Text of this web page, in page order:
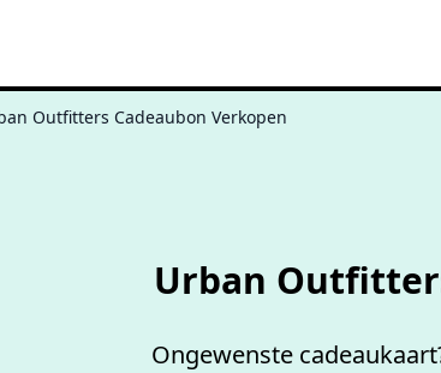
Outfitters Cadeaubon Verkopen
Urban
Ongewenste